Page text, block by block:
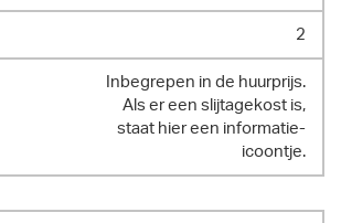
2
Inbegrepen in de huurprijs.
Als er een slijtagekost is,
staat hier een informatie-
icoontje.